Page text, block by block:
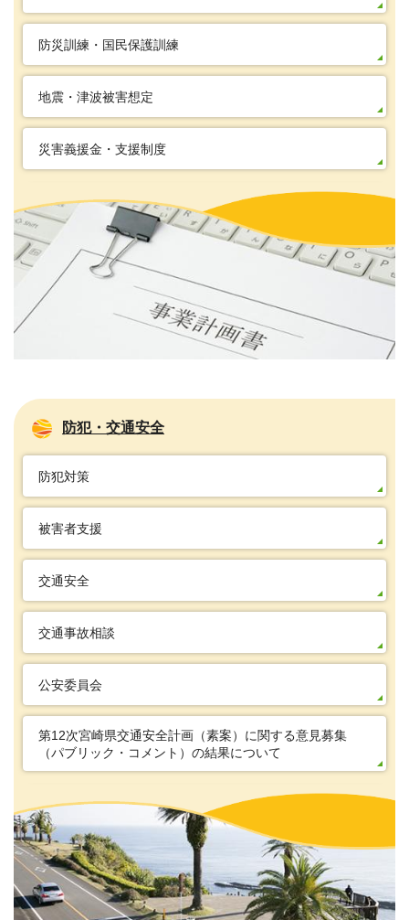
防災訓練・国民保護訓練
地震・津波被害想定
災害義援金・支援制度
防犯・交通安全
防犯対策
被害者支援
交通安全
交通事故相談
公安委員会
第12次宮崎県交通安全計画（素案）に関する意見募集
（パブリック・コメント）の結果について